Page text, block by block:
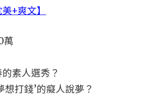
+爽文】
萬
素人選秀？
想打錢’的癡人說夢？